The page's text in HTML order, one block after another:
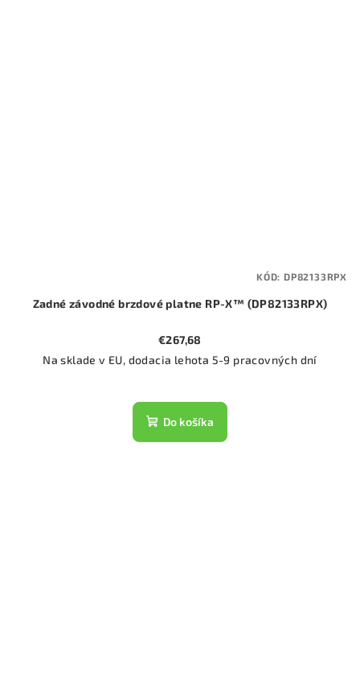
Zadné závodné brzdové platne RP-X™ (DP82133RPX)
€267,68
Na sklade v EU, dodacia lehota 5-9 pracovných dní
Do košíka
KÓD: DP82133RPX